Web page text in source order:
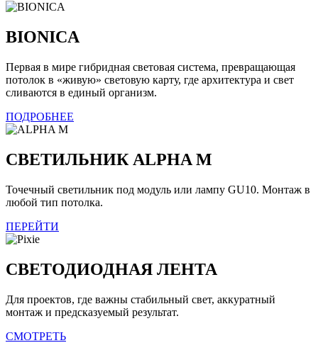
BIONICA
Первая в мире гибридная световая система, превращающая
потолок в «живую» световую карту, где архитектура и свет
сливаются в единый организм.
ПОДРОБНЕЕ
СВЕТИЛЬНИК ALPHA M
Точечный светильник под модуль или лампу GU10. Монтаж в
любой тип потолка.
ПЕРЕЙТИ
СВЕТОДИОДНАЯ ЛЕНТА
Для проектов, где важны стабильный свет, аккуратный
монтаж и предсказуемый результат.
СМОТРЕТЬ